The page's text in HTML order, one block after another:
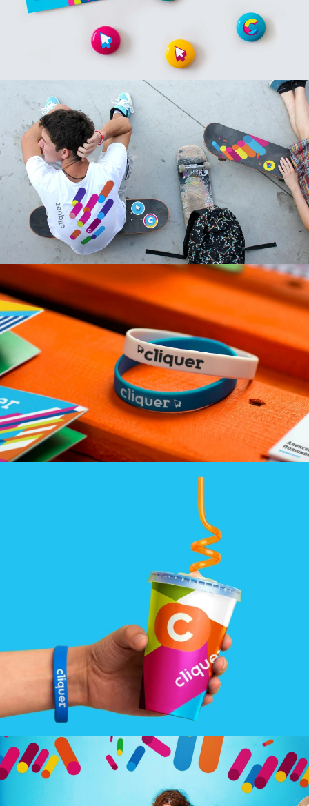
Основные приёмы в
фирменной графике —
объем и динамика. Вместо
используем абстрактную
геометрию.
Игра с формой графики и
объёмом — важная
составляющая
визуального образа.
Lasst uns Deutsch
lernen!